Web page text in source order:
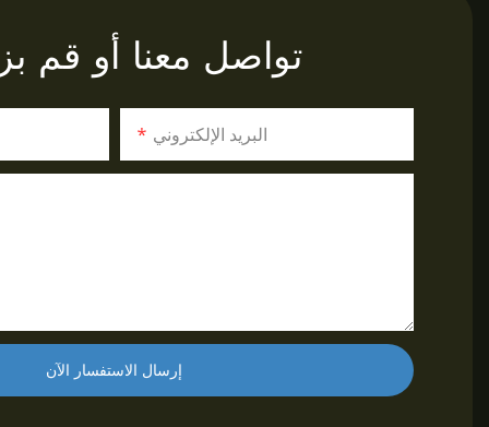
تواصل معنا أو قم
البريد الإلكتروني
إرسال الاستفسار الآن